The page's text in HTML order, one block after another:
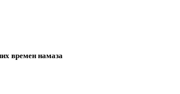
времен намаза